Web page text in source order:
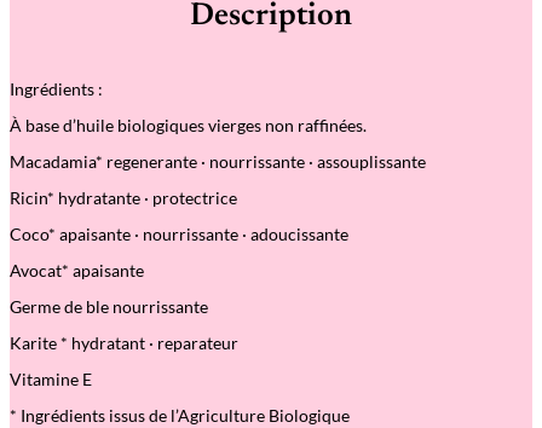
u
e
n
f
i
n
i
–
5
l
S
Description
Ingrédients :
À base d’huile biologiques vierges non raffinées.
Macadamia* regenerante · nourrissante · assouplissante
Ricin* hydratante · protectrice
Coco* apaisante · nourrissante · adoucissante
Avocat* apaisante
Germe de ble nourrissante
Karite * hydratant · reparateur
Vitamine E
* Ingrédients issus de l’Agriculture Biologique